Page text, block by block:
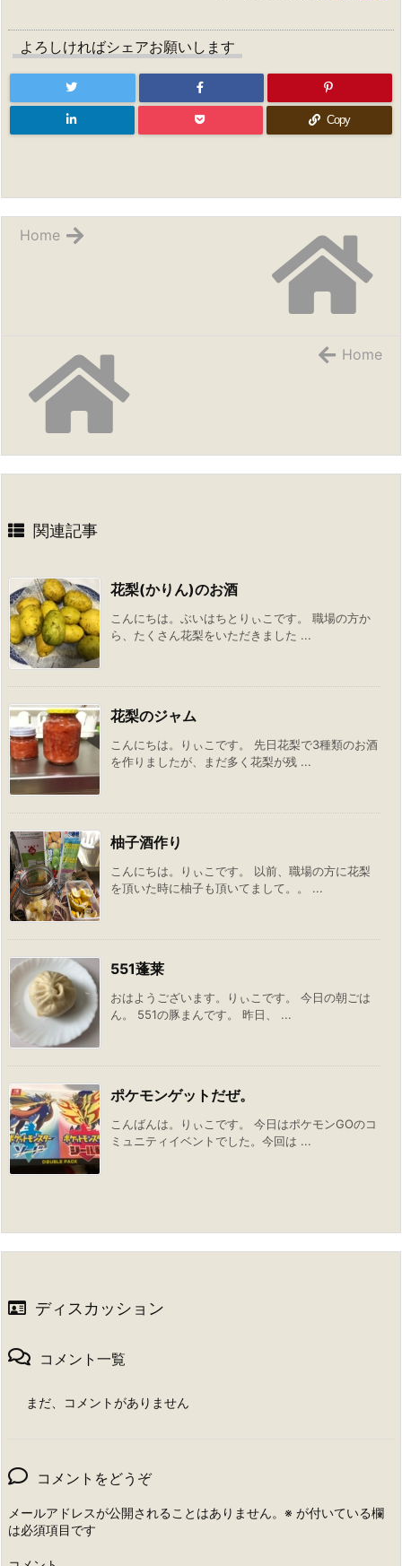
よろしければシェアお願いします
Copy
Home
Home
関連記事
花梨(かりん)のお酒
こんにちは。ぶいはちとりぃこです。 職場の方か
ら、たくさん花梨をいただきました ...
花梨のジャム
こんにちは。りぃこです。 先日花梨で3種類のお酒
を作りましたが、まだ多く花梨が残 ...
柚子酒作り
こんにちは。りぃこです。 以前、職場の方に花梨
を頂いた時に柚子も頂いてまして。。 ...
551蓬莱
おはようございます。りぃこです。 今日の朝ごは
ん。 551の豚まんです。 昨日、 ...
ポケモンゲットだぜ。
こんばんは。りぃこです。 今日はポケモンGOのコ
ミュニティイベントでした。今回は ...
ディスカッション
コメント一覧
まだ、コメントがありません
コメントをどうぞ
メールアドレスが公開されることはありません。 ※ が付いている欄
は必須項目です